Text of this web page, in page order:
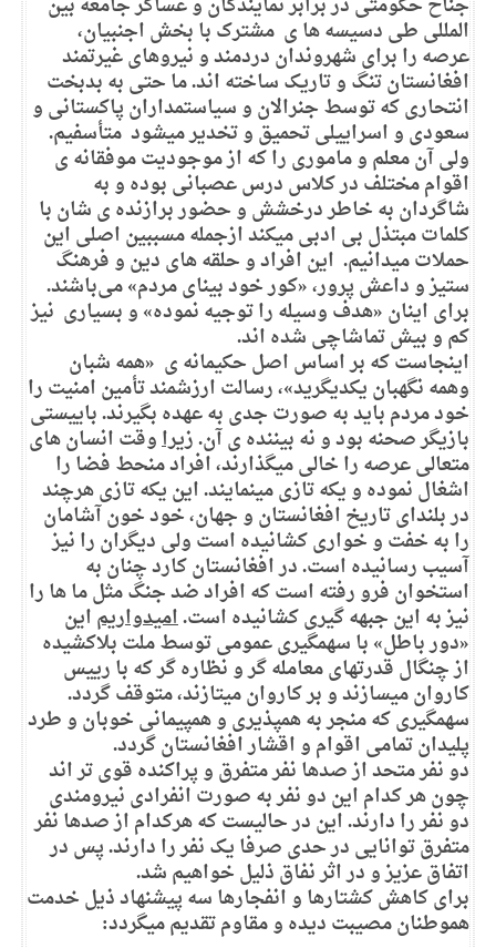
المللی طی دسیسه ها ی مشترک با بخش اجنبیان،
عرصه را برای شهروندان دردمند و نیروهای غیرتمند
افغانستان تنگ و تاریک ساخته اند. ما حتی به بدبخت
انتحاری که توسط جنرالان و سیاستمداران پاکستانی و
سعودی و اسراییلی تحمیق و تخدیر میشود متأسفیم.
ولی آن معلم و ماموری را که از موجودیت موفقانه ی
اقوام مختلف در کلاس درس عصبانی بوده و به
شاگردان به خاطر درخشش و حضور برازنده ی شان با
کلمات مبتذل بی ادبی میکند ازجمله مسببین اصلی این
حملات میدانیم. این افراد و حلقه های دین و فرهنگ
ستیز و داعش پرور، «کور خود بینای مردم» می‌باشند.
برای اینان «هدف وسیله را توجیه نموده» و بسیاری نیز
کم و بیش تماشاچی شده اند.
اینجاست که بر اساس اصل حکیمانه ی «همه شبان
وهمه نگهبان یکدیگرید»، رسالت ارزشمند تأمین امنیت را
خود مردم باید به صورت جدی به عهده بگیرند. باییستی
بازیگر صحنه بود و نه بیننده ی آن.زیراوقت انسان های
متعالی عرصه را خالی میگذارند، افراد منحط فضا را
اشغال نموده و یکه تازی مینمایند. این یکه تازی هرچند
در بلندای تاریخ افغانستان و جهان، خود خون آشامان
را به خفت و خواری کشانیده است ولی دیگران را نیز
آسیب رسانیده است. در افغانستان کارد چنان به
استخوان فرو رفته است که افراد ضد جنگ مثل ما ها را
نیز به این جبهه گیری کشانیده است.امیدواریماین
«دور باطل» با سهمگیری عمومی توسط ملت بلاکشیده
از چنگال قدرتهای معامله گر و نظاره گر که با رییس
کاروان میسازند و بر کاروان میتازند، متوقف گردد.
سهمگیری که منجر به همپذیری و همپیمانی خوبان و طرد
پلیدان تمامی اقوام و اقشار افغانستان گردد.
دو نفر متحد از صدها نفر متفرق و پراکنده قوی تر اند
چون هر کدام این دو نفر به صورت انفرادی نیرومندی
دو نفر را دارند. این در حالیست که هرکدام از صدها نفر
متفرق توانایی در حدی صرفا یک نفر را دارند. پس در
اتفاق عزیز و در اثر نفاق ذلیل خواهیم شد.
برای کاهش کشتارها و انفجارها سه پیشنهاد ذیل خدمت
هموطنان مصیبت دیده و مقاوم تقدیم میگردد: